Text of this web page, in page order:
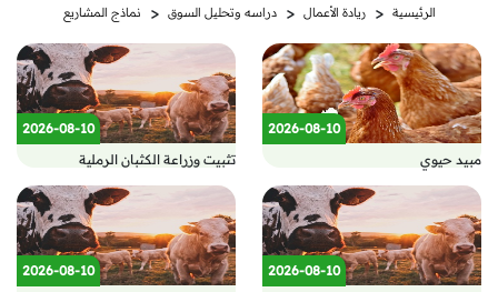
الرئيسية < ريادة الأعمال < دراسه وتحليل السوق < نماذج المشاريع
2026-08-10
مبيد حيوي
2026-08-10
تثبيت وزراعة الكثبان الرملية
2026-08-10
2026-08-10